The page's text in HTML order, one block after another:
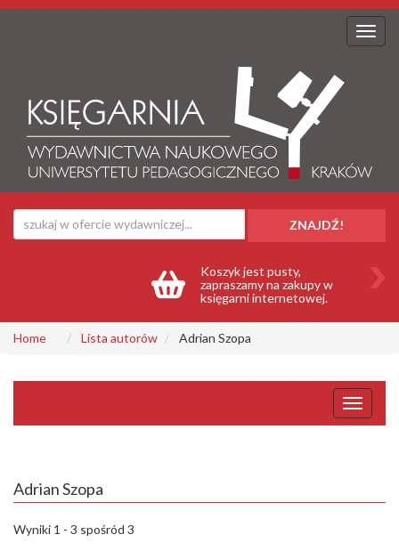
ZNAJDŹ!
Koszyk jest pusty,
zapraszamy na zakupy w
księgarni internetowej.
Home Lista autorów Adrian Szopa
Adrian Szopa
Wyniki 1 - 3 spośród 3